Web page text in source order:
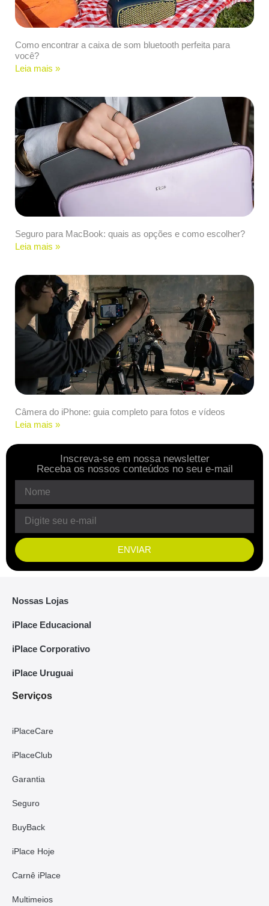
Como encontrar a caixa de som bluetooth perfeita para
você?
Leia mais »
Seguro para MacBook: quais as opções e como escolher?
Leia mais »
Câmera do iPhone: guia completo para fotos e vídeos
Leia mais »
Inscreva-se em nossa newsletter
Receba os nossos conteúdos no seu e-mail
ENVIAR
Nossas Lojas
iPlace Educacional
iPlace Corporativo
iPlace Uruguai
Serviços
iPlaceCare
iPlaceClub
Garantia
Seguro
BuyBack
iPlace Hoje
Carnê iPlace
Multimeios